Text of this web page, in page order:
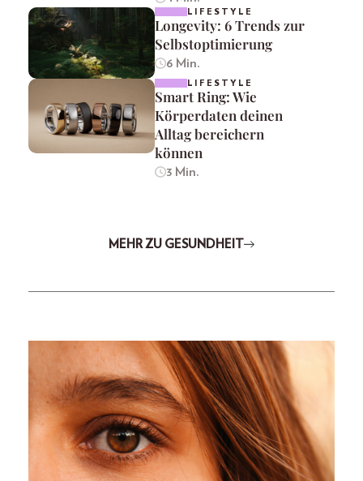
LIFESTYLE
Longevity: 6 Trends zur
Selbstoptimierung
6 Min.
LIFESTYLE
Smart Ring: Wie
Körperdaten deinen
Alltag bereichern
können
3 Min.
MEHR ZU GESUNDHEIT